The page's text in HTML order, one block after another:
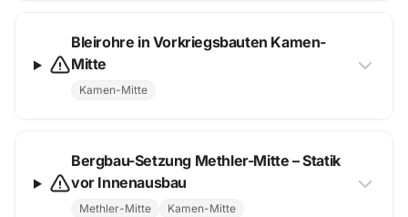
Bleirohre in Vorkriegsbauten Kamen-
Mitte
Kamen-Mitte
Bergbau-Setzung Methler-Mitte – Statik
vor Innenausbau
Methler-Mitte Kamen-Mitte